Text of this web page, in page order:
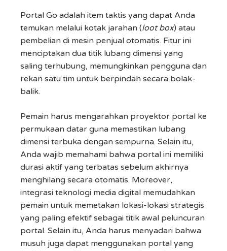
Portal Go adalah item taktis yang dapat Anda
temukan melalui kotak jarahan (loot box) atau
pembelian di mesin penjual otomatis. Fitur ini
menciptakan dua titik lubang dimensi yang
saling terhubung, memungkinkan pengguna dan
rekan satu tim untuk berpindah secara bolak-
balik.
Pemain harus mengarahkan proyektor portal ke
permukaan datar guna memastikan lubang
dimensi terbuka dengan sempurna. Selain itu,
Anda wajib memahami bahwa portal ini memiliki
durasi aktif yang terbatas sebelum akhirnya
menghilang secara otomatis. Moreover,
integrasi teknologi media digital memudahkan
pemain untuk memetakan lokasi-lokasi strategis
yang paling efektif sebagai titik awal peluncuran
portal. Selain itu, Anda harus menyadari bahwa
musuh juga dapat menggunakan portal yang